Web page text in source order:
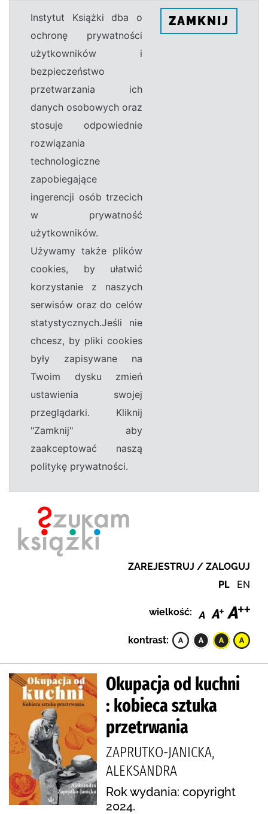
Instytut Książki dba o
ochronę prywatności
użytkowników i
bezpieczeństwo
przetwarzania ich
danych osobowych oraz
stosuje odpowiednie
rozwiązania
technologiczne
zapobiegające
ingerencji osób trzecich
w prywatność
użytkowników.
Używamy także plików
cookies, by ułatwić
korzystanie z naszych
serwisów oraz do celów
statystycznych.Jeśli nie
chcesz, by pliki cookies
były zapisywane na
Twoim dysku zmień
ustawienia swojej
przeglądarki. Kliknij
"Zamknij" aby
zaakceptować naszą
politykę prywatności.
ZAMKNIJ
ZAREJESTRUJ / ZALOGUJ
PL EN
wielkość:
kontrast:
Okupacja od kuchni
: kobieca sztuka
przetrwania
ZAPRUTKO-JANICKA,
ALEKSANDRA
Rok wydania: copyright
2024.